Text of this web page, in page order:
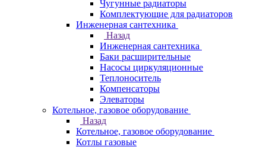
Чугунные радиаторы
Комплектующие для радиаторов
Инженерная сантехника
Назад
Инженерная сантехника
Баки расширительные
Насосы циркуляционные
Теплоноситель
Компенсаторы
Элеваторы
Котельное, газовое оборудование
Назад
Котельное, газовое оборудование
Котлы газовые